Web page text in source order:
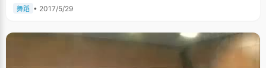
舞蹈 • 2017/5/29